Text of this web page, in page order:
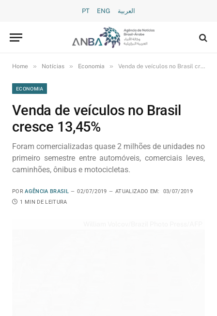
PT ENG العربية
Home » Notícias » Economia » Venda de veículos no Brasil cresce 13,45%
ECONOMIA
Venda de veículos no Brasil
cresce 13,45%
Foram comercializadas quase 2 milhões de unidades no
primeiro semestre entre automóveis, comerciais leves,
caminhões, ônibus e motocicletas.
POR AGÊNCIA BRASIL 02/07/2019 ATUALIZADO EM:
03/07/2019
1 MIN DE LEITURA